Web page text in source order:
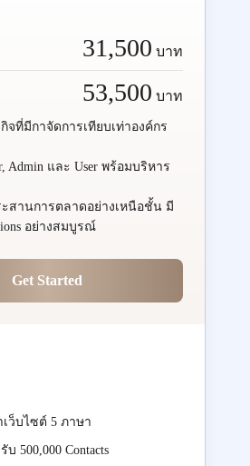
31,500 บาท
53,500 บาท
จที่มีกาจัดการเทียบเท่าองค์กร
Admin และ User พร้อมบริหาร
สานการตลาดอย่างเหนือชั้น มี
อย่างสมบูรณ์
Get Started
ว็บไซต์ 5 ภาษา
บ 500,000 Contacts